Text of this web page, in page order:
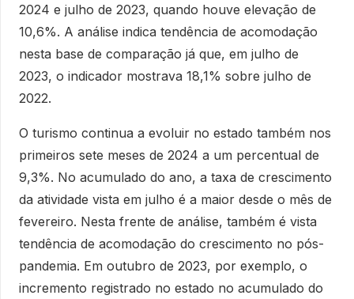
2024 e julho de 2023, quando houve elevação de
10,6%. A análise indica tendência de acomodação
nesta base de comparação já que, em julho de
2023, o indicador mostrava 18,1% sobre julho de
2022.
O turismo continua a evoluir no estado também nos
primeiros sete meses de 2024 a um percentual de
9,3%. No acumulado do ano, a taxa de crescimento
da atividade vista em julho é a maior desde o mês de
fevereiro. Nesta frente de análise, também é vista
tendência de acomodação do crescimento no pós-
pandemia. Em outubro de 2023, por exemplo, o
incremento registrado no estado no acumulado do